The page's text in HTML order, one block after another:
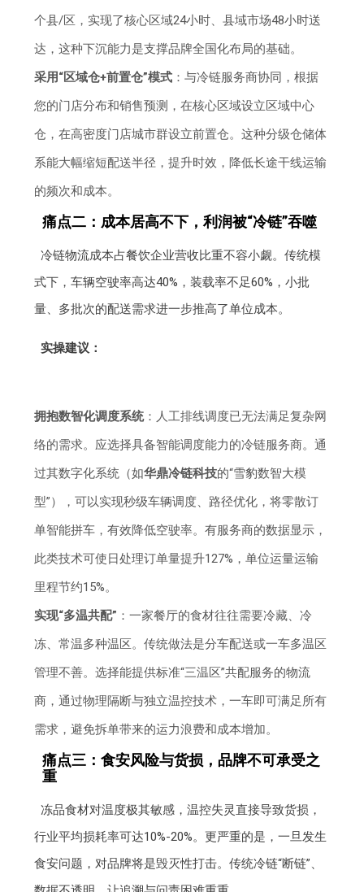
个县/区，实现了核心区域24小时、县域市场48小时送
达，这种下沉能力是支撑品牌全国化布局的基础。
采用“区域仓+前置仓”模式 ：与冷链服务商协同，根据
您的门店分布和销售预测，在核心区域设立区域中心
仓，在高密度门店城市群设立前置仓。这种分级仓储体
系能大幅缩短配送半径，提升时效，降低长途干线运输
的频次和成本。
痛点二：成本居高不下，利润被“冷链”吞噬
冷链物流成本占餐饮企业营收比重不容小觑。传统模
式下，车辆空驶率高达40%，装载率不足60%，小批
量、多批次的配送需求进一步推高了单位成本。
实操建议：
拥抱数智化调度系统：人工排线调度已无法满足复杂网
络的需求。应选择具备智能调度能力的冷链服务商。通
过其数字化系统（如华鼎冷链科技的“雪豹数智大模
型”），可以实现秒级车辆调度、路径优化，将零散订
单智能拼车，有效降低空驶率。有服务商的数据显示，
此类技术可使日处理订单量提升127%，单位运量运输
里程节约15%。
实现“多温共配” ：一家餐厅的食材往往需要冷藏、冷
冻、常温多种温区。传统做法是分车配送或一车多温区
管理不善。选择能提供标准“三温区”共配服务的物流
商，通过物理隔断与独立温控技术，一车即可满足所有
需求，避免拆单带来的运力浪费和成本增加。
痛点三：食安风险与货损，品牌不可承受之
重
冻品食材对温度极其敏感，温控失灵直接导致货损，
行业平均损耗率可达10%-20%。更严重的是，一旦发生
食安问题，对品牌将是毁灭性打击。传统冷链“断链”、